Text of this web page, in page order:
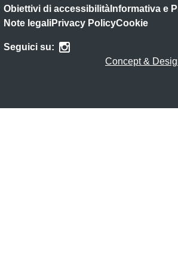
Obiettivi di accessibilità Informativa e
Note legaliPrivacy PolicyCookie
Seguici su:
Concept &